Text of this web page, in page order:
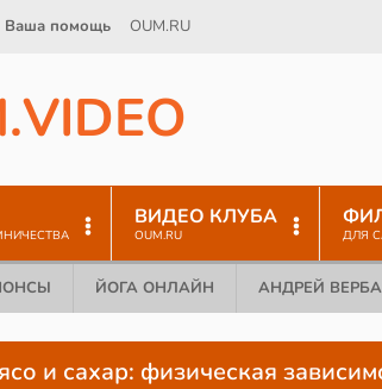
Ваша помощь OUM.RU
.VIDEO
ВИДЕО КЛУБА
OUM.RU ДЛЯ
ЙОГА ОНЛАЙН АНДРЕЙ ВЕРБА
и сахар: физическая